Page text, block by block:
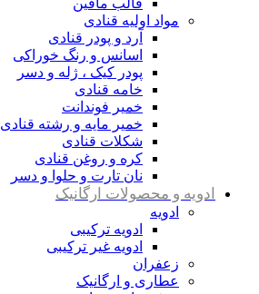
مواد اولیه قنادی
آرد و پودر قنادی
اسانس و رنگ خوراکی
پودر کیک ، ژله و دسر
خامه قنادی
خمیر فوندانت
خمیر مایه و رشته قنادی
شکلات قنادی
کره و روغن قنادی
نان تارت و حلوا و دسر
ادویه و محصولات ارگانیک
ادویه
ادویه ترکیبی
ادویه غیر ترکیبی
زعفران
عطاری و ارگانیک